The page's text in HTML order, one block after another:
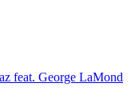
feat. George LaMond